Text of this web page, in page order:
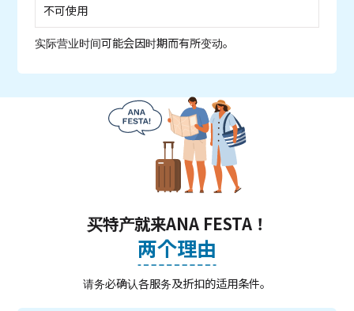
不可使用
实际营业时间可能会因时期而有所变动。
买特产就来ANA FESTA！
两个理由
请务必确认各服务及折扣的适用条件。